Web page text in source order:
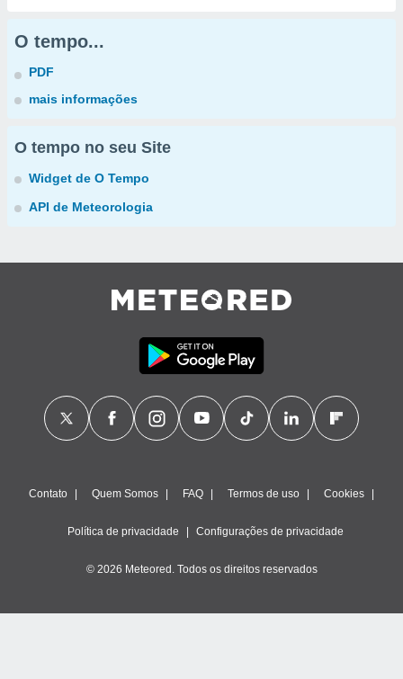
O tempo...
PDF
mais informações
O tempo no seu Site
Widget de O Tempo
API de Meteorologia
Contato Quem Somos FAQ Termos de uso Cookies
Política de privacidade Configurações de privacidade
© 2026 Meteored. Todos os direitos reservados